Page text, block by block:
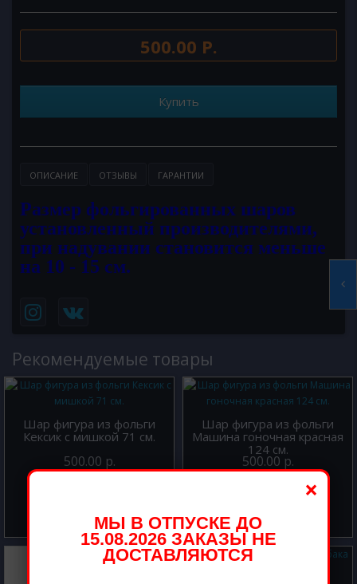
500.00 Р.
Купить
ОПИСАНИЕ ОТЗЫВЫ ГАРАНТИИ
Размер фольгированных шаров
установленный производителями,
при надувании становится меньше
на 10 - 15 см.
Рекомендуемые товары
Шар фигура из фольги
Кексик с мишкой 71 см.
500.00 р.
Шар фигура из фольги
Машина гоночная красная
124 см.
500.00 р.
×
МЫ В ОТПУСКЕ ДО
15.08.2026 ЗАКАЗЫ НЕ
ДОСТАВЛЯЮТСЯ